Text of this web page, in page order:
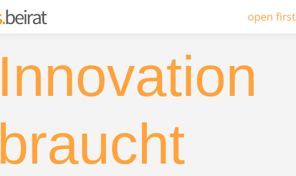
open first
Innovation
braucht